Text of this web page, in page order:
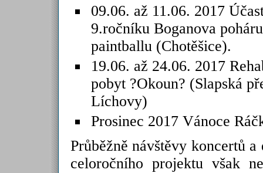
09.06. až 11.06. 2017
9.ročníku Boganova
paintballu (Chotěšice).
19.06. až 24.06. 2017
pobyt ?Okoun? (Slapská
Líchovy)
Prosinec 2017 Vánoce
Průběžně návštěvy koncertů
celoročního projektu však